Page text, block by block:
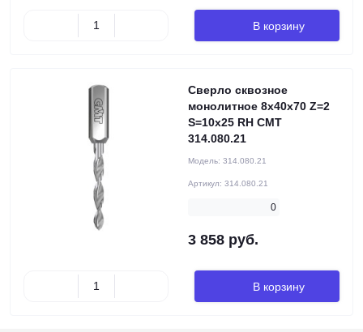
В корзину
Сверло сквозное
монолитное 8x40x70 Z=2
S=10x25 RH CMT
314.080.21
Модель: 314.080.21
Артикул: 314.080.21
0
3 858 руб.
В корзину